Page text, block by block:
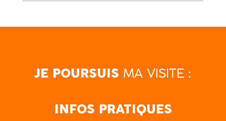
JE POURSUIS MA VISITE :
INFOS PRATIQUES